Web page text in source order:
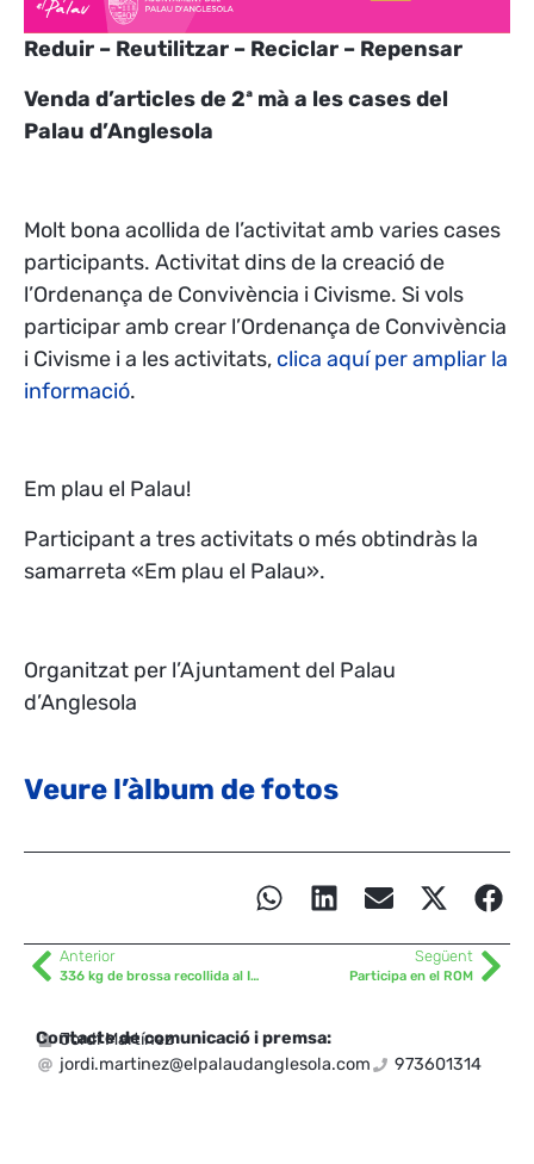
Reduir – Reutilitzar – Reciclar – Repensar
Venda d’articles de 2ª mà a les cases del
Palau d’Anglesola
Molt bona acollida de l’activitat amb varies cases
participants. Activitat dins de la creació de
l’Ordenança de Convivència i Civisme. Si vols
participar amb crear l’Ordenança de Convivència
i Civisme i a les activitats, clica aquí per ampliar la
informació.
Em plau el Palau!
Participant a tres activitats o més obtindràs la
samarreta «Em plau el Palau».
Organitzat per l’Ajuntament del Palau
d’Anglesola
Veure l’àlbum de fotos
Anterior
336 kg de brossa recollida al Implica’t amb el poble
Següent
Participa en el ROM
Contacte de comunicació i premsa:
Jordi Martínez
jordi.martinez@elpalaudanglesola.com
973601314